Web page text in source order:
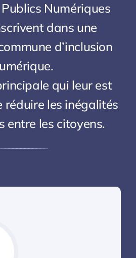
Numériques
dans une
d’inclusion
qui leur est
réduire les inégalités
entre les citoyens.